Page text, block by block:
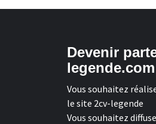
Devenir
legende.com
Vous souhaitez
le site 2cv-legende
Vous souhaitez